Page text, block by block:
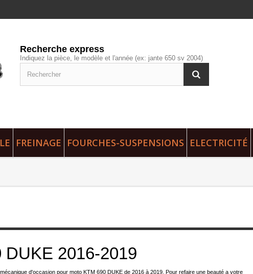
Recherche express
Indiquez la pièce, le modèle et l'année (ex: jante 650 sv 2004)
FREINAGE FOURCHES-SUSPENSIONS ELECTRICITÉ
DUKE 2016-2019
d'occasion pour moto KTM 690 DUKE de 2016 à 2019. Pour refaire une beauté a votre